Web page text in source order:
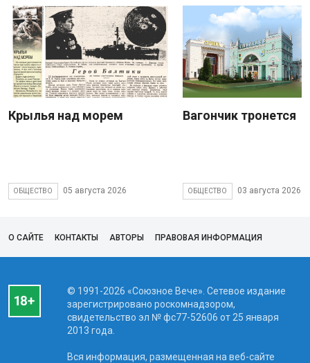
Крылья над морем
ОБЩЕСТВО 05 августа 2026
Вагончик тронется
ОБЩЕСТВО 03 августа 2026
О САЙТЕ КОНТАКТЫ АВТОРЫ ПРАВОВАЯ ИНФОРМАЦИЯ
© 1991-2026 «Союзное Вече». Сетевое издание
зарегистрировано роскомнадзором,
свидетельство эл № фc77-52606 от 25 января
2013 года.
Вся информация, размещенная на веб-сайте